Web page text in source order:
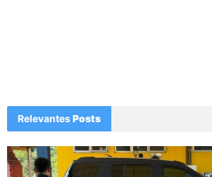
RelevantesPosts